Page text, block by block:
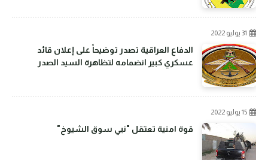
31 يوليو 2022
الدفاع العراقية تصدر توضيحاً على إعلان قائد
عسكري كبير انضمامه لتظاهرة السيد الصدر
15 يوليو 2022
قوة امنية تعتقل "نبي سوق الشيوخ"